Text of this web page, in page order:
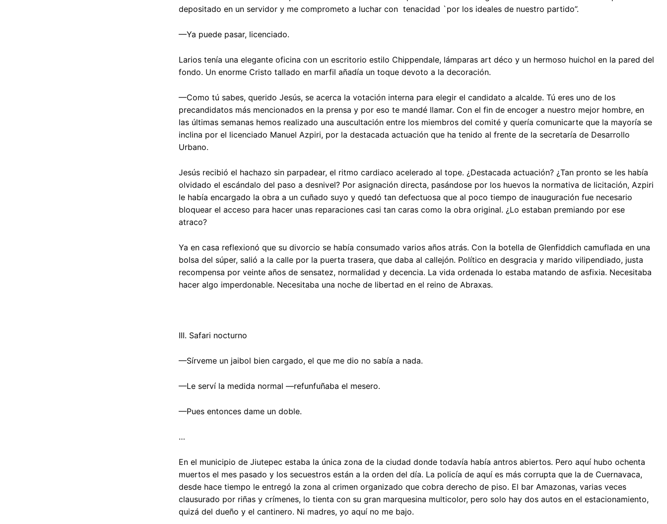
depositado en un servidor y me comprometo a luchar con tenacidad `por los ideales de nuestro partido”.
—Ya puede pasar, licenciado.
Larios tenía una elegante oficina con un escritorio estilo Chippendale, lámparas art déco y un hermoso huichol en la pared del
fondo. Un enorme Cristo tallado en marfil añadía un toque devoto a la decoración.
—Como tú sabes, querido Jesús, se acerca la votación interna para elegir el candidato a alcalde. Tú eres uno de los
precandidatos más mencionados en la prensa y por eso te mandé llamar. Con el fin de encoger a nuestro mejor hombre, en
las últimas semanas hemos realizado una auscultación entre los miembros del comité y quería comunicarte que la mayoría se
inclina por el licenciado Manuel Azpiri, por la destacada actuación que ha tenido al frente de la secretaría de Desarrollo
Urbano.
Jesús recibió el hachazo sin parpadear, el ritmo cardiaco acelerado al tope. ¿Destacada actuación? ¿Tan pronto se les había
olvidado el escándalo del paso a desnivel? Por asignación directa, pasándose por los huevos la normativa de licitación, Azpiri
le había encargado la obra a un cuñado suyo y quedó tan defectuosa que al poco tiempo de inauguración fue necesario
bloquear el acceso para hacer unas reparaciones casi tan caras como la obra original. ¿Lo estaban premiando por ese
atraco?
Ya en casa reflexionó que su divorcio se había consumado varios años atrás. Con la botella de Glenfiddich camuflada en una
bolsa del súper, salió a la calle por la puerta trasera, que daba al callejón. Político en desgracia y marido vilipendiado, justa
recompensa por veinte años de sensatez, normalidad y decencia. La vida ordenada lo estaba matando de asfixia. Necesitaba
hacer algo imperdonable. Necesitaba una noche de libertad en el reino de Abraxas.
III. Safari nocturno
—Sírveme un jaibol bien cargado, el que me dio no sabía a nada.
—Le serví la medida normal —refunfuñaba el mesero.
—Pues entonces dame un doble.
…
En el municipio de Jiutepec estaba la única zona de la ciudad donde todavía había antros abiertos. Pero aquí hubo ochenta
muertos el mes pasado y los secuestros están a la orden del día. La policía de aquí es más corrupta que la de Cuernavaca,
desde hace tiempo le entregó la zona al crimen organizado que cobra derecho de piso. El bar Amazonas, varias veces
clausurado por riñas y crímenes, lo tienta con su gran marquesina multicolor, pero solo hay dos autos en el estacionamiento,
quizá del dueño y el cantinero. Ni madres, yo aquí no me bajo.